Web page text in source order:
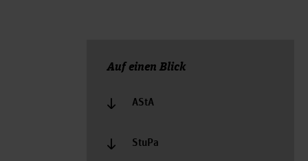
Auf einen Blick
AStA
StuPa